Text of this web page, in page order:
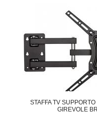
STAFFA TV
GIREVOLE